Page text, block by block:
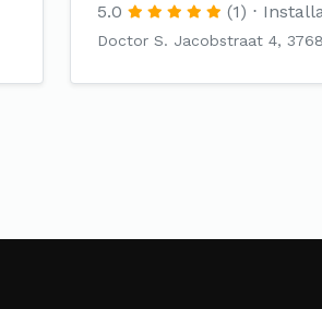
5.0 (1)
Doctor S. Jacobstraat 4,